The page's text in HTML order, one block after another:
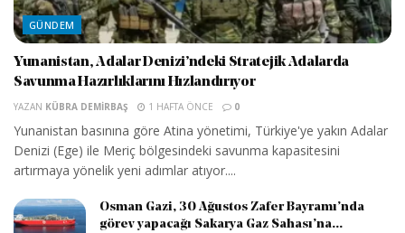
GÜNDEM
Yunanistan, Adalar Denizi’ndeki Stratejik Adalarda
Savunma Hazırlıklarını Hızlandırıyor
YAZAN KÜBRA DEMIRBAŞ 1 HAFTA ÖNCE 0
Yunanistan basınına göre Atina yönetimi, Türkiye'ye yakın Adalar
Denizi (Ege) ile Meriç bölgesindeki savunma kapasitesini
artırmaya yönelik yeni adımlar atıyor....
Osman Gazi, 30 Ağustos Zafer Bayramı’nda
görev yapacağı Sakarya Gaz Sahası’na...